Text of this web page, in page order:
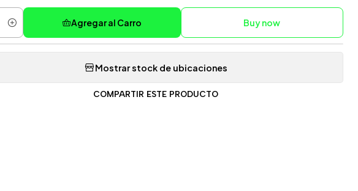
Agregar al Carro Buy now
Mostrar stock de ubicaciones
COMPARTIR ESTE PRODUCTO